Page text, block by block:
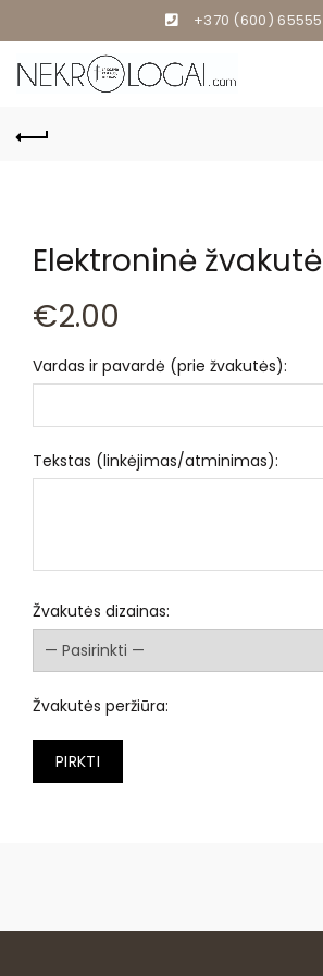
+370 (600) 65555
Elektroninė žvakutė
€2.00
Vardas ir pavardė (prie žvakutės):
Tekstas (linkėjimas/atminimas):
Žvakutės dizainas:
Žvakutės peržiūra:
PIRKTI